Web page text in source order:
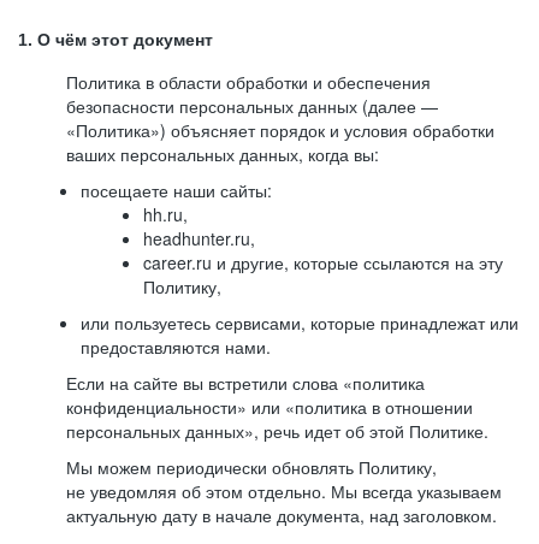
1. О чём этот документ
Политика в области обработки и обеспечения
безопасности персональных данных (далее —
«Политика») объясняет порядок и условия обработки
ваших персональных данных, когда вы:
посещаете наши сайты:
hh.ru,
headhunter.ru,
career.ru и другие, которые ссылаются на эту
Политику,
или пользуетесь сервисами, которые принадлежат или
предоставляются нами.
Если на сайте вы встретили слова «политика
конфиденциальности» или «политика в отношении
персональных данных», речь идет об этой Политике.
Мы можем периодически обновлять Политику,
не уведомляя об этом отдельно. Мы всегда указываем
актуальную дату в начале документа, над заголовком.